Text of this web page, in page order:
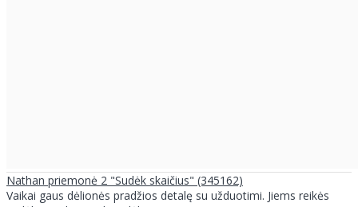
Nathan priemonė 2 "Sudėk skaičius" (345162)
Vaikai gaus dėlionės pradžios detalę su užduotimi. Jiems reikės